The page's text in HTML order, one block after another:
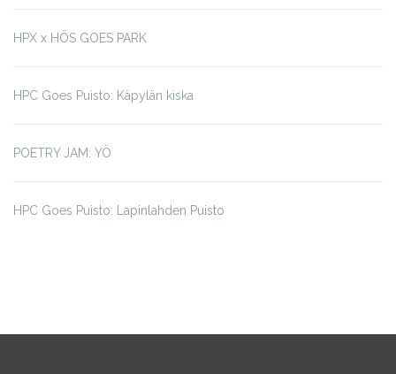
HPX x HÖS GOES PARK
HPC Goes Puisto: Käpylän kiska
POETRY JAM: YÖ
HPC Goes Puisto: Lapinlahden Puisto